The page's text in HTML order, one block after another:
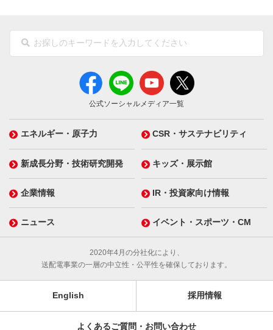
公式ソーシャルメディア一覧
エネルギー・原子力 CSR・サステナビリティ
新成長分野・技術研究開発 キッズ・展示館
企業情報 IR・投資家向け情報
ニュース イベント・スポーツ・CM
2020年4月の分社化により、
送配電事業の一層の中立性・公平性を確保しております。
English 採用情報
よくあるご質問・お問い合わせ